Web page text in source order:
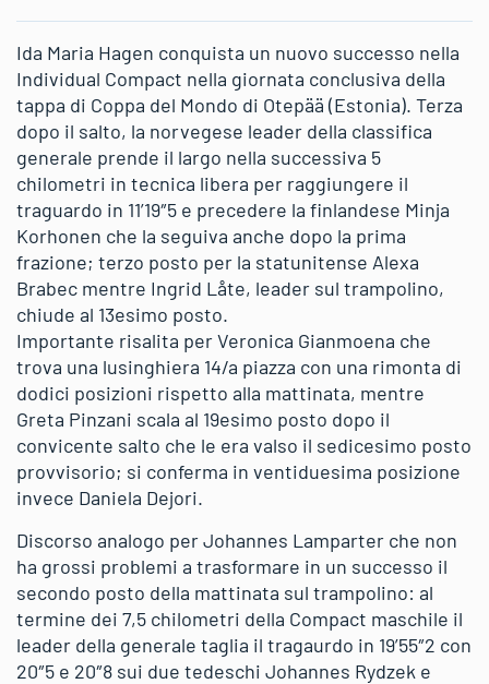
Ida Maria Hagen conquista un nuovo successo nella
Individual Compact nella giornata conclusiva della
tappa di Coppa del Mondo di Otepää (Estonia). Terza
dopo il salto, la norvegese leader della classifica
generale prende il largo nella successiva 5
chilometri in tecnica libera per raggiungere il
traguardo in 11’19″5 e precedere la finlandese Minja
Korhonen che la seguiva anche dopo la prima
frazione; terzo posto per la statunitense Alexa
Brabec mentre Ingrid Låte, leader sul trampolino,
chiude al 13esimo posto.
Importante risalita per Veronica Gianmoena che
trova una lusinghiera 14/a piazza con una rimonta di
dodici posizioni rispetto alla mattinata, mentre
Greta Pinzani scala al 19esimo posto dopo il
convicente salto che le era valso il sedicesimo posto
provvisorio; si conferma in ventiduesima posizione
invece Daniela Dejori.
Discorso analogo per Johannes Lamparter che non
ha grossi problemi a trasformare in un successo il
secondo posto della mattinata sul trampolino: al
termine dei 7,5 chilometri della Compact maschile il
leader della generale taglia il tragaurdo in 19’55″2 con
20″5 e 20″8 sui due tedeschi Johannes Rydzek e